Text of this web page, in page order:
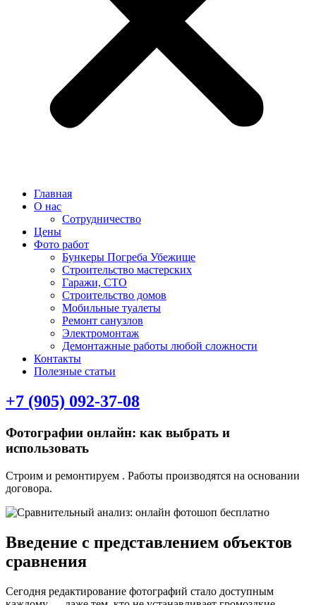
Главная
О нас
Сотрудничество
Цены
Фото работ
Бункеры Погреба Убежище
Строительство мастерских
Гаражи, СТО
Строительство домов
Мобильные туалеты
Ремонт санузлов
Электромонтаж
Демонтажные работы любой сложности
Контакты
Полезные статьи
+7 (905) 092-37-08
Фотографии онлайн: как выбрать и
использовать
Строим и ремонтируем . Работы производятся на основании
договора.
Введение с представлением объектов
сравнения
Сегодня редактирование фотографий стало доступным